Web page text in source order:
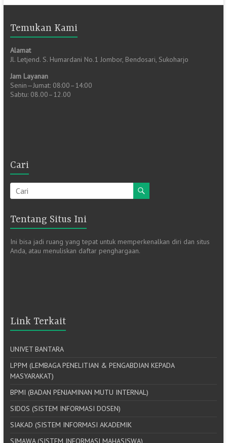
Temukan Kami
Alamat
Jl. Letjend. S. Humardani No.1 Jombor, Bendosari, Sukoharjo
Jam Layanan
Senin—Jumat: 08:00–14:00
Sabtu: 08.00–12.00
Cari
Tentang Situs Ini
Ini bisa jadi ruang yang tepat untuk memperkenalkan diri dan situs
Anda, atau menuliskan daftar penghargaan.
Link Terkait
UNIVET BANTARA
LPPM (LEMBAGA PENELITIAN & PENGABDIAN KEPADA
MASYARAKAT)
BPMI (BADAN PENJAMINAN MUTU INTERNAL)
SIDOS (SISTEM INFORMASI DOSEN)
SIAKAD (SISTEM INFORMASI AKADEMIK
SIMAWA (SISTEM INFORMASI MAHASISWA)